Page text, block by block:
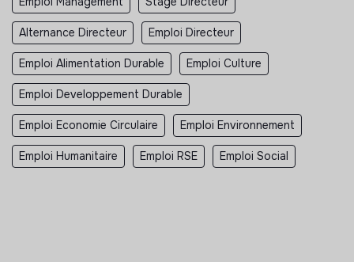
Alternance Directeur Emploi Directeur
Emploi Alimentation Durable Emploi Culture
Emploi Developpement Durable
Emploi Economie Circulaire Emploi Environnement
Emploi Humanitaire Emploi RSE Emploi Social